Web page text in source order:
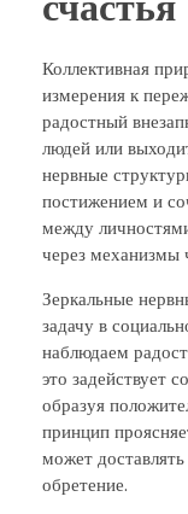
Коллективная
измерения к
радостный
людей или
нервные
постижением и
между
через механизмы
Зеркальные
задачу в
наблюдаем
это задействует
образуя
принцип
может
обретение.